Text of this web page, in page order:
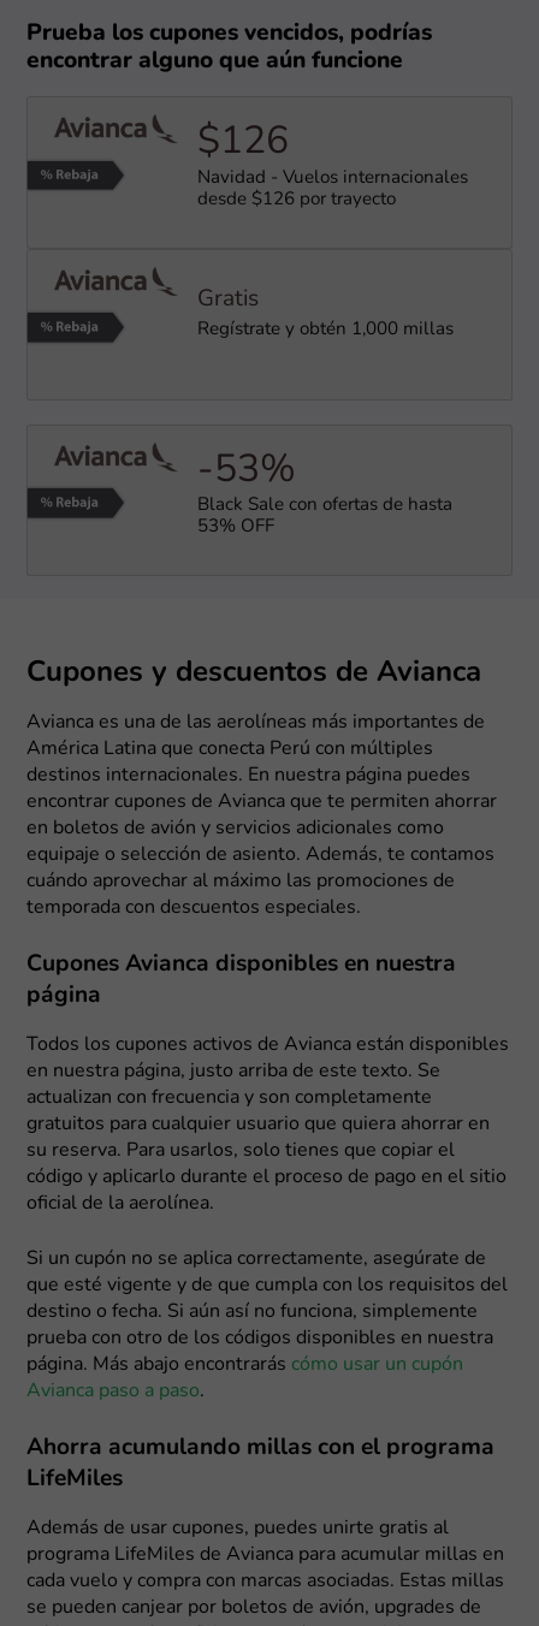
Prueba los cupones vencidos, podrías
encontrar alguno que aún funcione
$126
Navidad - Vuelos internacionales
desde $126 por trayecto
Gratis
Regístrate y obtén 1,000 millas
-53%
Black Sale con ofertas de hasta
53% OFF
Cupones y descuentos de Avianca
Avianca es una de las aerolíneas más importantes de
América Latina que conecta Perú con múltiples
destinos internacionales. En nuestra página puedes
encontrar cupones de Avianca que te permiten ahorrar
en boletos de avión y servicios adicionales como
equipaje o selección de asiento. Además, te contamos
cuándo aprovechar al máximo las promociones de
temporada con descuentos especiales.
Cupones Avianca disponibles en nuestra
página
Todos los cupones activos de Avianca están disponibles
en nuestra página, justo arriba de este texto. Se
actualizan con frecuencia y son completamente
gratuitos para cualquier usuario que quiera ahorrar en
su reserva. Para usarlos, solo tienes que copiar el
código y aplicarlo durante el proceso de pago en el sitio
oficial de la aerolínea.
Si un cupón no se aplica correctamente, asegúrate de
que esté vigente y de que cumpla con los requisitos del
destino o fecha. Si aún así no funciona, simplemente
prueba con otro de los códigos disponibles en nuestra
página. Más abajo encontrarás cómo usar un cupón
Avianca paso a paso.
Ahorra acumulando millas con el programa
LifeMiles
Además de usar cupones, puedes unirte gratis al
programa LifeMiles de Avianca para acumular millas en
cada vuelo y compra con marcas asociadas. Estas millas
se pueden canjear por boletos de avión, upgrades de